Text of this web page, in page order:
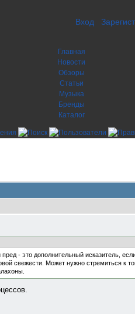
Вход
Главная
Новости
Обзоры
Статьи
Музыка
Бренды
Каталог
- это дополнительный исказитель,
свежести. Может нужно стремиться к